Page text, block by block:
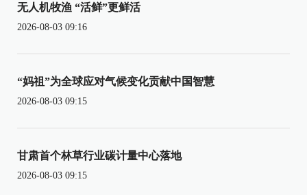
无人机牧渔 “活鲜”更鲜活
2026-08-03 09:16
“妈祖”为全球应对气候变化贡献中国智慧
2026-08-03 09:15
甘肃首个林草行业碳计量中心落地
2026-08-03 09:15